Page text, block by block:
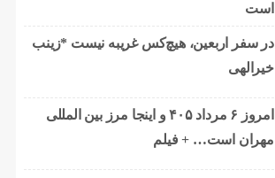
است
در سفر اربعین، هیچ‌کس غریبه نیست *زینب
خیرالهی
امروز ۶ مرداد ۴۰۵ و اینجا مرز بین المللی
مهران است… + فیلم